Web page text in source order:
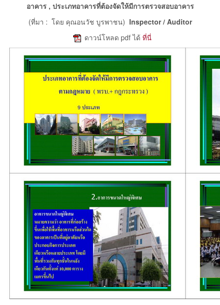
อาคาร , ประเภทอาคารที่ต้องจัดให้มีการตรวจสอบอาคาร
(ที่มา : โดย คุณอนวัช บูรพาชน) Inspector / Auditor
ดาวน์โหลด pdf ได้ ที่นี่